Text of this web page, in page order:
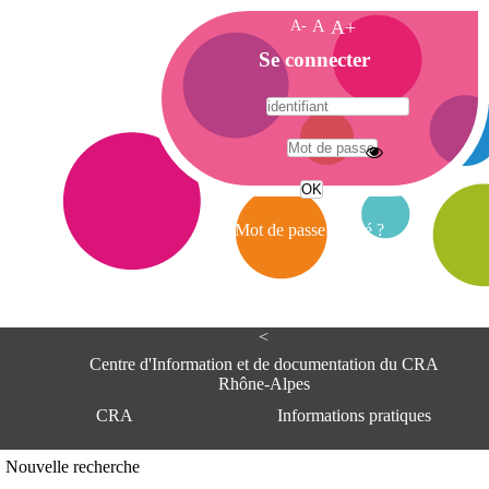
<
Centre d'Information et de documentation du CRA
Rhône-Alpes
CRA
Informations pratiques
Nouvelle recherche
A- A A+
A
c
c
e
i
Se connecter
Mot de passe oublié ?
A
e
e